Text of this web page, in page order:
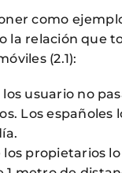
como
la relación que
(2.1):
los usuario no
Los españoles
los propietarios